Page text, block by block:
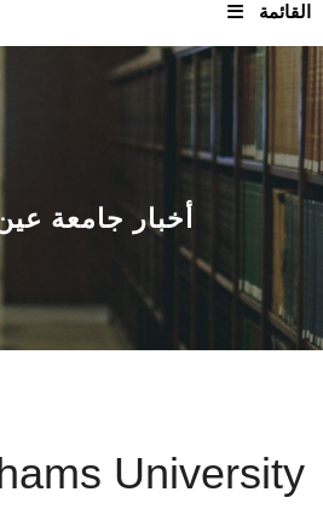
القائمة
أخبار جامعة
University